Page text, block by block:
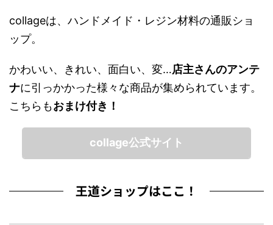
collageは、ハンドメイド・レジン材料の通販ショ
ップ。
かわいい、きれい、面白い、変…店主さんのアンテ
ナに引っかかった様々な商品が集められています。
こちらもおまけ付き！
collage公式サイト
王道ショップはここ！